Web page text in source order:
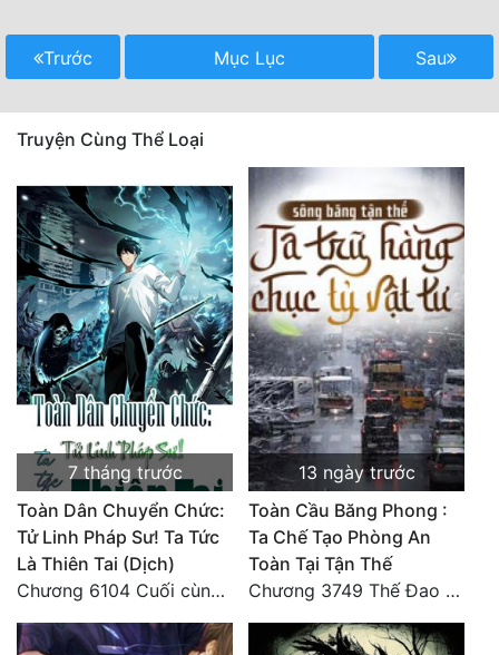
Trước Mục Lục Sau
Truyện Cùng Thể Loại
7 tháng trước
Toàn Dân Chuyển Chức:
Tử Linh Pháp Sư! Ta Tức
Là Thiên Tai (Dịch)
Chương 6104 Cuối cùng (HẾT)
13 ngày trước
Toàn Cầu Băng Phong :
Ta Chế Tạo Phòng An
Toàn Tại Tận Thế
Chương 3749 Thế Đao xuất kích